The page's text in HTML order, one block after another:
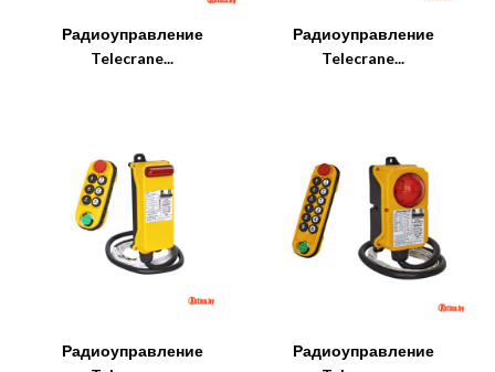
Радиоуправление
Telecrane...
Радиоуправление
Telecrane...
Радиоуправление
Радиоуправление